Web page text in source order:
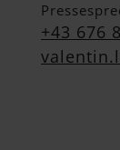
+43 676